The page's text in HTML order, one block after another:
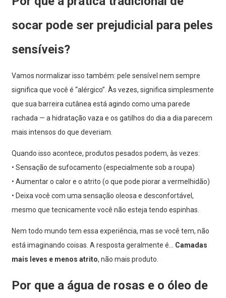
socar pode ser prejudicial para peles
sensíveis?
Vamos normalizar isso também: pele sensível nem sempre
significa que você é “alérgico”. Às vezes, significa simplesmente
que sua barreira cutânea está agindo como uma parede
rachada — a hidratação vaza e os gatilhos do dia a dia parecem
mais intensos do que deveriam.
Quando isso acontece, produtos pesados ​​podem, às vezes:
• Sensação de sufocamento (especialmente sob a roupa)
• Aumentar o calor e o atrito (o que pode piorar a vermelhidão)
• Deixa você com uma sensação oleosa e desconfortável,
mesmo que tecnicamente você não esteja tendo espinhas.
Nem todo mundo tem essa experiência, mas se você tem, não
está imaginando coisas. A resposta geralmente é... Camadas
mais leves e menos atrito, não mais produto.
Por que a água de rosas e o óleo de